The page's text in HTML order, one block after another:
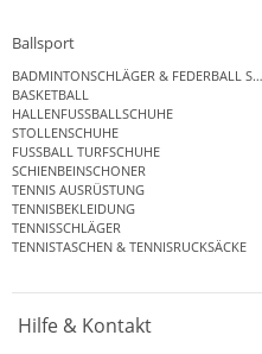
Ballsport
BADMINTONSCHLÄGER & FEDERBALL
BASKETBALL
HALLENFUSSBALLSCHUHE
STOLLENSCHUHE
FUSSBALL TURFSCHUHE
SCHIENBEINSCHONER
TENNIS AUSRÜSTUNG
TENNISBEKLEIDUNG
TENNISSCHLÄGER
TENNISTASCHEN & TENNISRUCKSÄCKE
Hilfe & Kontakt